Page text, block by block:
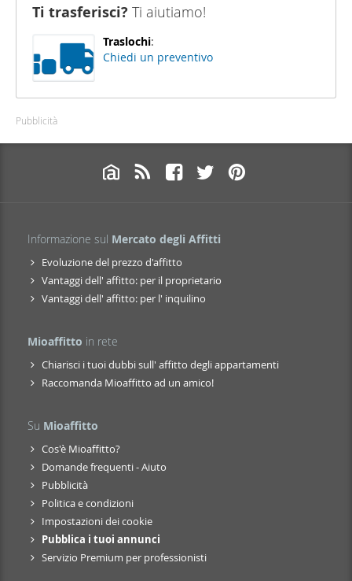
Ti trasferisci? Ti aiutiamo!
Traslochi:
Chiedi un preventivo
Pubblicità
Informazione sul Mercato degli Affitti
Evoluzione del prezzo d'affitto
Vantaggi dell' affitto: per il proprietario
Vantaggi dell' affitto: per l' inquilino
Mioaffitto in rete
Chiarisci i tuoi dubbi sull' affitto degli appartamenti
Raccomanda Mioaffitto ad un amico!
Su Mioaffitto
Cos'è Mioaffitto?
Domande frequenti - Aiuto
Pubblicità
Politica e condizioni
Impostazioni dei cookie
Pubblica i tuoi annunci
Servizio Premium per professionisti